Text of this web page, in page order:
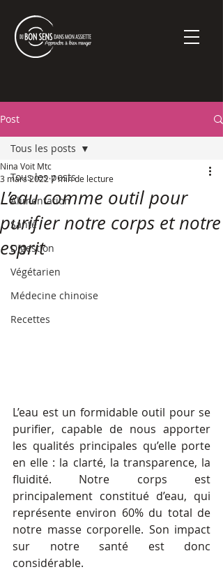
Post
Tous les posts
Alimentation
Santé
Digestion
Végétarien
Médecine chinoise
Recettes
Tous les posts
L’eau comme outil pour
purifier notre corps et notre
esprit
Nina Voit Mtc
3 mars 2022 7 min de lecture
L’eau est un formidable outil pour se
purifier, capable de nous apporter
les qualités principales qu’elle porte
en elle : la clarté, la transparence, la
fluidité. Notre corps est
principalement constitué d’eau, qui
représente environ 60% du total de
notre masse corporelle. Son impact
sur notre santé est donc
considérable.